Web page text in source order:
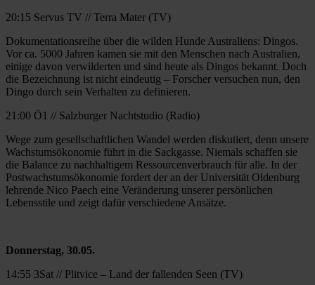
20:15 Servus TV // Terra Mater (TV)
Dokumentationsreihe über die wilden Hunde Australiens: Dingos.
Vor ca. 5000 Jahren kamen sie mit den Menschen nach Australien,
einige davon verwilderten und sind heute als Dingos bekannt. Doch
die Bezeichnung ist nicht eindeutig – Forscher versuchen nun, den
Dingo durch sein Verhalten zu definieren.
21:00 Ö1 // Salzburger Nachtstudio (Radio)
Wege zum gesellschaftlichen Wandel werden diskutiert, denn unsere
Wachstumsökonomie führt in die Sackgasse. Niemals schaffen sie
die Balance zu nachhaltigem Ressourcenverbrauch für alle. In der
Postwachstumsökonomie fordert der an der Universität Oldenburg
lehrende Nico Paech eine Veränderung unserer persönlichen
Lebensstile und zeigt dafür verschiedene Ansätze.
Donnerstag, 30.05.
14:55 3Sat // Plitvice – Land der fallenden Seen (TV)